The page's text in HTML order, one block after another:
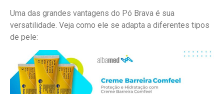
Uma das grandes vantagens do Pó Brava é sua
versatilidade. Veja como ele se adapta a diferentes tipos
de pele: